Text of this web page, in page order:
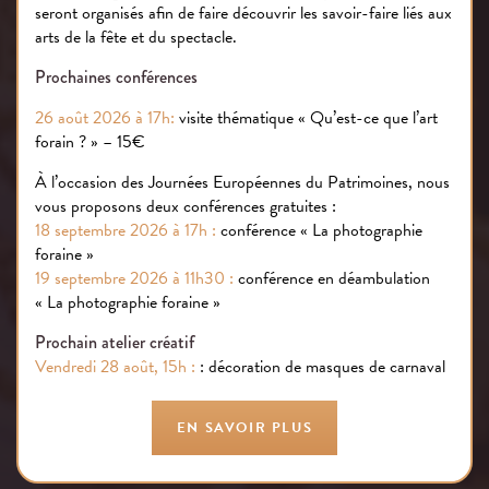
Votre événement à Paris dans un lieu de
culture et de spectacle dédié au
seront organisés afin de faire découvrir les savoir-faire liés aux
arts de la fête et du spectacle.
Prochaines conférences
26 août 2026 à 17h: visite thématique « Qu’est-ce que l’art
forain ? » – 15€
À l’occasion des Journées Européennes du Patrimoines, nous
vous proposons deux conférences gratuites :
18 septembre 2026 à 17h : conférence « La photographie
foraine »
19 septembre 2026 à 11h30 : conférence en déambulation
« La photographie foraine »
Prochain atelier créatif
Vendredi 28 août, 15h : : décoration de masques de carnaval
EN SAVOIR PLUS